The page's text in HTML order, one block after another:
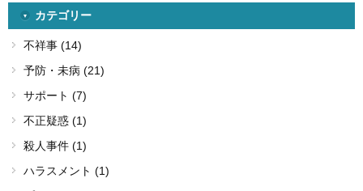
カテゴリー
不祥事 (14)
予防・未病 (21)
サポート (7)
不正疑惑 (1)
殺人事件 (1)
ハラスメント (1)